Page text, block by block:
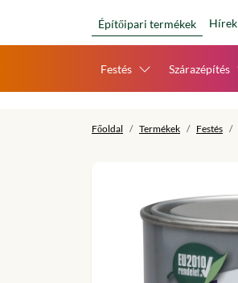
Építőipari termékek Hírek
Festés Szárazépítés
Főoldal Termékek Festés